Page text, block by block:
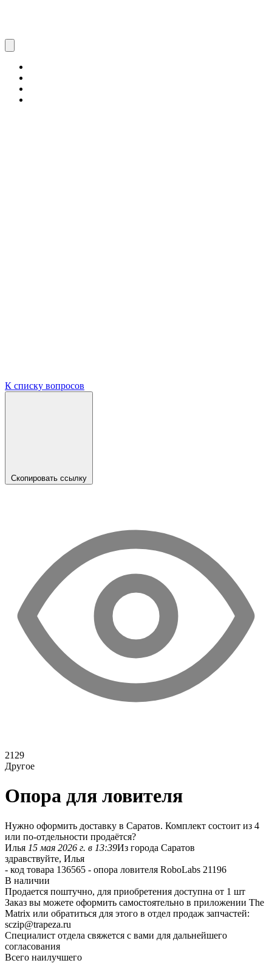
К списку вопросов
Скопировать ссылку
2129
Другое
Опора для ловителя
Нужно оформить доставку в Саратов. Комплект состоит из 4
или по-отдельности продаётся?
Илья 15 мая 2026 г. в 13:39Из города Саратов
здравствуйте, Илья
- код товара 136565 - опора ловителя RoboLabs 21196
В наличии
Продается поштучно, для приобретения доступна от 1 шт
Заказ вы можете оформить самостоятельно в приложении The
Matrix или обратиться для этого в отдел продаж запчастей:
sczip@trapeza.ru
Специалист отдела свяжется с вами для дальнейшего
согласования
Всего наилучшего